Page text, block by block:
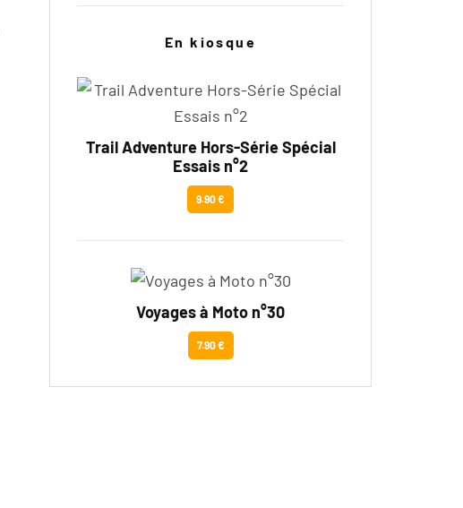
En kiosque
Trail Adventure Hors-Série Spécial
Essais n°2
9.90 €
Voyages à Moto n°30
7.90 €